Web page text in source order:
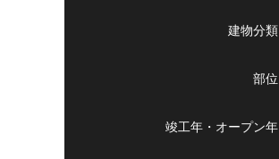
建物分類
部位
竣工年・ オープン年